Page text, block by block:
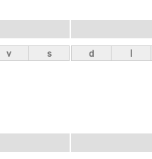
r
c
v s d l